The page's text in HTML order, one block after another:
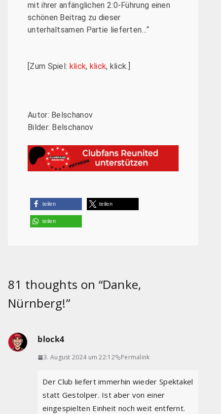
mit ihrer anfänglichen 2:0-Führung einen
schönen Beitrag zu dieser
unterhaltsamen Partie lieferten…“
[Zum Spiel: klick, klick, klick.]
Autor: Belschanov
Bilder: Belschanov
teilen teilen
teilen
81 thoughts on “Danke,
Nürnberg!”
block4
3. August 2024 um 22:12 Permalink
Der Club liefert immerhin wieder Spektakel
statt Gestolper. Ist aber von einer
eingespielten Einheit noch weit entfernt.